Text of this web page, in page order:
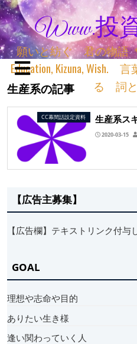
Www.投
願いと紡ぐ 君の物語 ＊
Education, Kizuna, Wish.
る 詞
生産系の記事
CC幕間話設定資料 生産系ス
2020-03-15
【広告主募集】
【広告欄】テキストリンク付与
GOAL
理想や志命や目的
ありたい生き様
逢い関わっていく人